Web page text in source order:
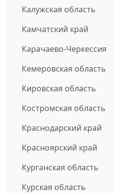
Калужская область
Камчатский край
Карачаево-Черкессия
Кемеровская область
Кировская область
Костромская область
Краснодарский край
Красноярский край
Курганская область
Курская область